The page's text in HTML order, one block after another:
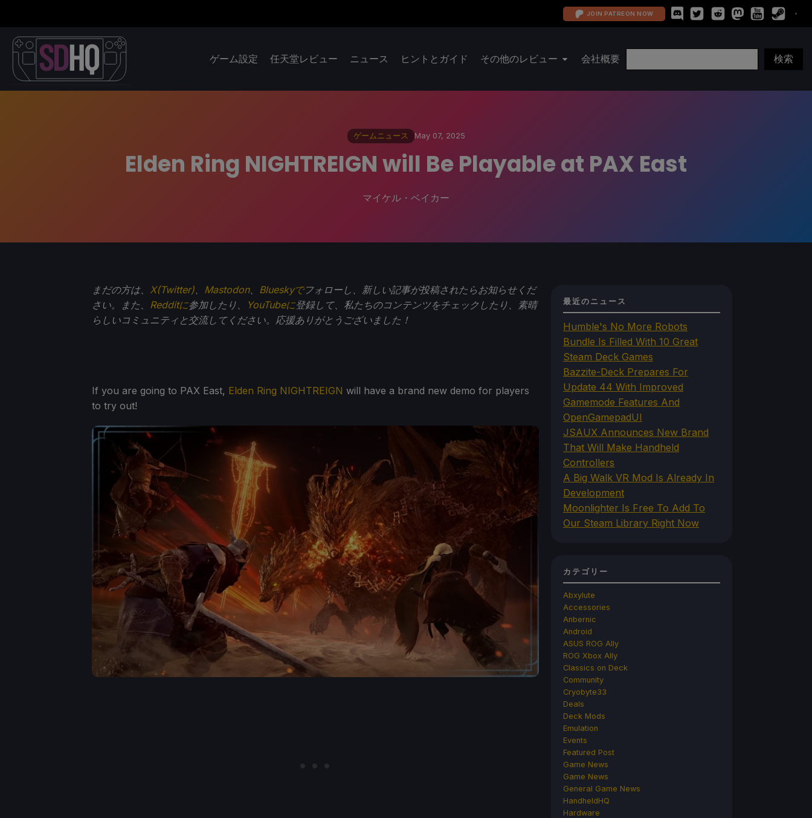
JOIN PATREON NOW
ゲーム設定 任天堂レビュー ニュース ヒントとガイド その他のレビュー 会社概要
ゲームニュース May 07, 2025
Elden Ring NIGHTREIGN will Be Playable at PAX East
マイケル・ベイカー
まだの方は、 X(Twitter) Mastodon、 Blueskyでフォローし、新しい記事が投稿されたらお知らせくだ
さい。また、 Redditに参加したり、 YouTubeに登録して、私たちのコンテンツをチェックしたり、素晴
らしいコミュニティと交流してください。応援ありがとうございました！
If you are going to PAX East, Elden Ring NIGHTREIGN will have a brand new demo for players
to try out!
最近のニュース
Humble's No More Robots
Bundle Is Filled With 10 Great
Steam Deck Games
Bazzite-Deck Prepares For
Update 44 With Improved
Gamemode Features And
OpenGamepadUI
JSAUX Announces New Brand
That Will Make Handheld
Controllers
A Big Walk VR Mod Is Already In
Development
Moonlighter Is Free To Add To
Our Steam Library Right Now
カテゴリー
Abxylute
Accessories
Anbernic
Android
ASUS ROG Ally
ROG Xbox Ally
Classics on Deck
Community
Cryobyte33
Deals
Deck Mods
Emulation
Events
Featured Post
Game News
Game News
General Game News
HandheldHQ
Hardware